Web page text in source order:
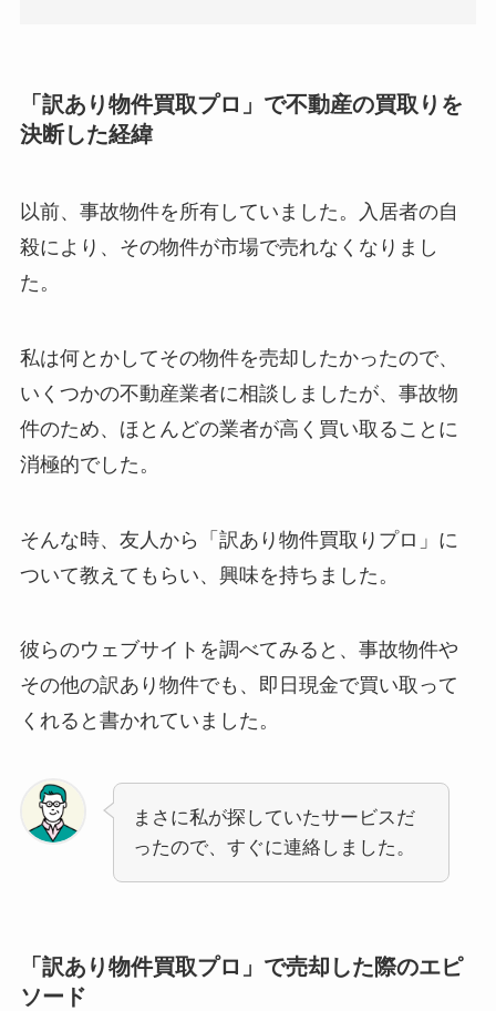
「訳あり物件買取プロ」で不動産の買取りを
決断した経緯
以前、事故物件を所有していました。入居者の自
殺により、その物件が市場で売れなくなりまし
た。
私は何とかしてその物件を売却したかったので、
いくつかの不動産業者に相談しましたが、事故物
件のため、ほとんどの業者が高く買い取ることに
消極的でした。
そんな時、友人から「訳あり物件買取りプロ」に
ついて教えてもらい、興味を持ちました。
彼らのウェブサイトを調べてみると、事故物件や
その他の訳あり物件でも、即日現金で買い取って
くれると書かれていました。
まさに私が探していたサービスだ
ったので、すぐに連絡しました。
「訳あり物件買取プロ」で売却した際のエピ
ソード